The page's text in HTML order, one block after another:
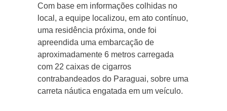
Com base em informações colhidas no
local, a equipe localizou, em ato contínuo,
uma residência próxima, onde foi
apreendida uma embarcação de
aproximadamente 6 metros carregada
com 22 caixas de cigarros
contrabandeados do Paraguai, sobre uma
carreta náutica engatada em um veículo.